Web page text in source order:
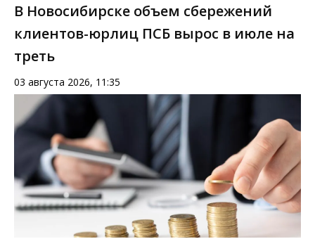
В Новосибирске объем сбережений
клиентов-юрлиц ПСБ вырос в июле на
треть
03 августа 2026, 11:35